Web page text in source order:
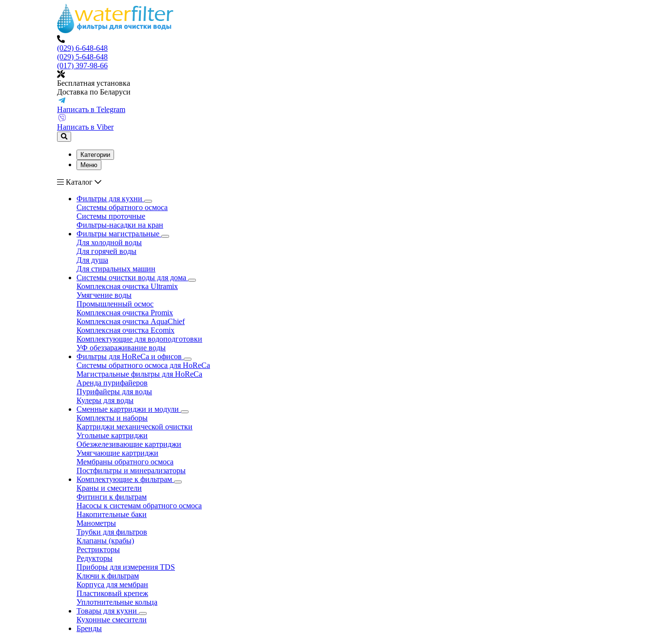
(029) 6-648-648
(029) 5-648-648
(017) 397-98-66
Бесплатная установка
Доставка по Беларуси
Написать в Telegram
Написать в Viber
Категории
Меню
Каталог
Фильтры для кухни
Системы обратного осмоса
Системы проточные
Фильтры-насадки на кран
Фильтры магистральные
Для холодной воды
Для горячей воды
Для душа
Для стиральных машин
Системы очистки воды для дома
Комплексная очистка Ultramix
Умягчение воды
Промышленный осмос
Комплексная очистка Promix
Комплексная очистка AquaChief
Комплексная очистка Ecomix
Комплектующие для водоподготовки
УФ обеззараживание воды
Фильтры для HoReCa и офисов
Системы обратного осмоса для HoReCa
Магистральные фильтры для HoReCa
Аренда пурифайеров
Пурифайеры для воды
Кулеры для воды
Сменные картриджи и модули
Комплекты и наборы
Картриджи механической очистки
Угольные картриджи
Обезжелезивающие картриджи
Умягчающие картриджи
Мембраны обратного осмоса
Постфильтры и минерализаторы
Комплектующие к фильтрам
Краны и смесители
Фитинги к фильтрам
Насосы к системам обратного осмоса
Накопительные баки
Манометры
Трубки для фильтров
Клапаны (крабы)
Рестрикторы
Редукторы
Приборы для измерения TDS
Ключи к фильтрам
Корпуса для мембран
Пластиковый крепеж
Уплотнительные кольца
Товары для кухни
Кухонные смесители
Бренды